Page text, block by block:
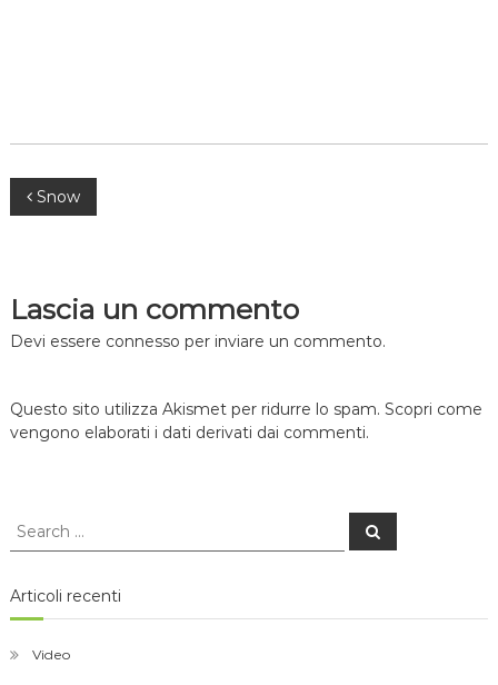
Navigazione
Snow
Lascia un commento
Devi essere connesso per inviare un commento.
Questo sito utilizza Akismet per ridurre lo spam. Scopri come
vengono elaborati i dati derivati dai commenti.
Search
Search
Articoli recenti
Video